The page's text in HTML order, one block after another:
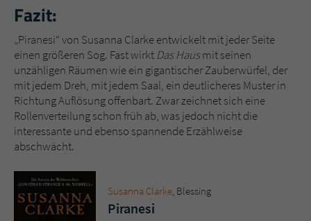
Fazit:
„Piranesi“ von Susanna Clarke entwickelt mit jeder Seite
einen größeren Sog. Fast wirkt Das Hausmit seinen
unzähligen Räumen wie ein gigantischer Zauberwürfel, der
mit jedem Dreh, mit jedem Saal, ein deutlicheres Muster in
Richtung Auflösung offenbart. Zwar zeichnet sich eine
Rollenverteilung schon früh ab, was jedoch nicht die
interessante und ebenso spannende Erzählweise
abschwächt.
Susanna Clarke, Blessing
Piranesi